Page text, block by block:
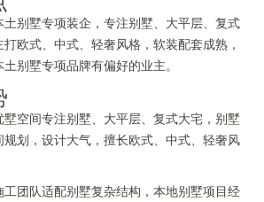
别墅专项装企，专注别墅、大平层、复式
欧式、中式、轻奢风格，软装配套成熟，
别墅专项品牌有偏好的业主。
墅空间专注别墅、大平层、复式大宅，别墅
划，设计大气，擅长欧式、中式、轻奢风
工团队适配别墅复杂结构，本地别墅项目经